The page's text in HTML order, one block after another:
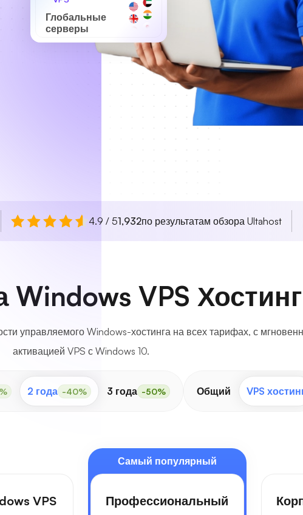
Глобальные
серверы
4.9 / 51,932по результатам обзора Ultahost
VPS Хостинг
управляемого Windows-хостинга на всех тарифах, с
активацией VPS с Windows 10.
2 года -40% 3 года -50% Общий VPS
VPS
Самый популярный
Профессиональный